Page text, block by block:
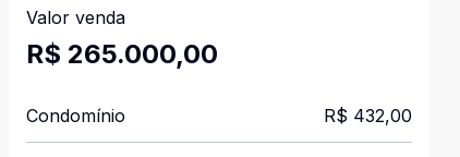
Valor venda
R$ 265.000,00
Condomínio R$ 432,00